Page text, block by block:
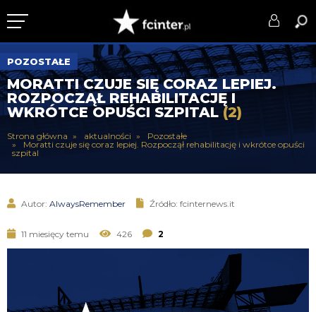
KLUB
DRUŻYNA
SERIE A
PUCHARY
SERWIS
POZOSTAŁE
MORATTI CZUJE SIĘ CORAZ LEPIEJ.
ROZPOCZĄŁ REHABILITACJĘ I
WKRÓTCE OPUŚCI SZPITAL (2)
Strona główna aktualności
Pozostałe
Moratti czuje się coraz lepiej. Rozpoczął rehabilitację i wkrótce opuści
szpital
Autor: AlwaysRemember Źródło: fcinternews.it
11 miesięcy temu 426 2